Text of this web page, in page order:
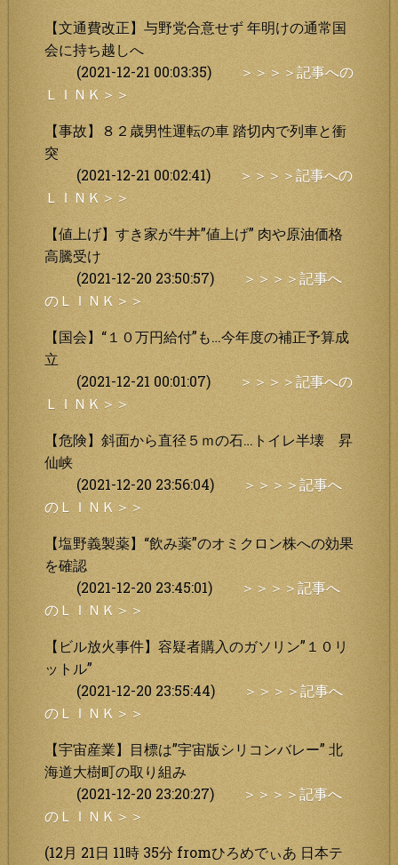
【文通費改正】与野党合意せず 年明けの通常国
会に持ち越しへ
(2021-12-21 00:03:35)
＞＞＞＞記事への
ＬＩＮＫ＞＞
【事故】８２歳男性運転の車 踏切内で列車と衝
突
(2021-12-21 00:02:41)
＞＞＞＞記事への
ＬＩＮＫ＞＞
【値上げ】すき家が牛丼”値上げ” 肉や原油価格
高騰受け
(2021-12-20 23:50:57)
＞＞＞＞記事へ
のＬＩＮＫ＞＞
【国会】“１０万円給付”も…今年度の補正予算成
立
(2021-12-21 00:01:07)
＞＞＞＞記事への
ＬＩＮＫ＞＞
【危険】斜面から直径５ｍの石…トイレ半壊 昇
仙峡
(2021-12-20 23:56:04)
＞＞＞＞記事へ
のＬＩＮＫ＞＞
【塩野義製薬】“飲み薬”のオミクロン株への効果
を確認
(2021-12-20 23:45:01)
＞＞＞＞記事へ
のＬＩＮＫ＞＞
【ビル放火事件】容疑者購入のガソリン”１０リ
ットル”
(2021-12-20 23:55:44)
＞＞＞＞記事へ
のＬＩＮＫ＞＞
【宇宙産業】目標は”宇宙版シリコンバレー” 北
海道大樹町の取り組み
(2021-12-20 23:20:27)
＞＞＞＞記事へ
のＬＩＮＫ＞＞
(12月 21日 11時 35分 fromひろめでぃあ 日本テ